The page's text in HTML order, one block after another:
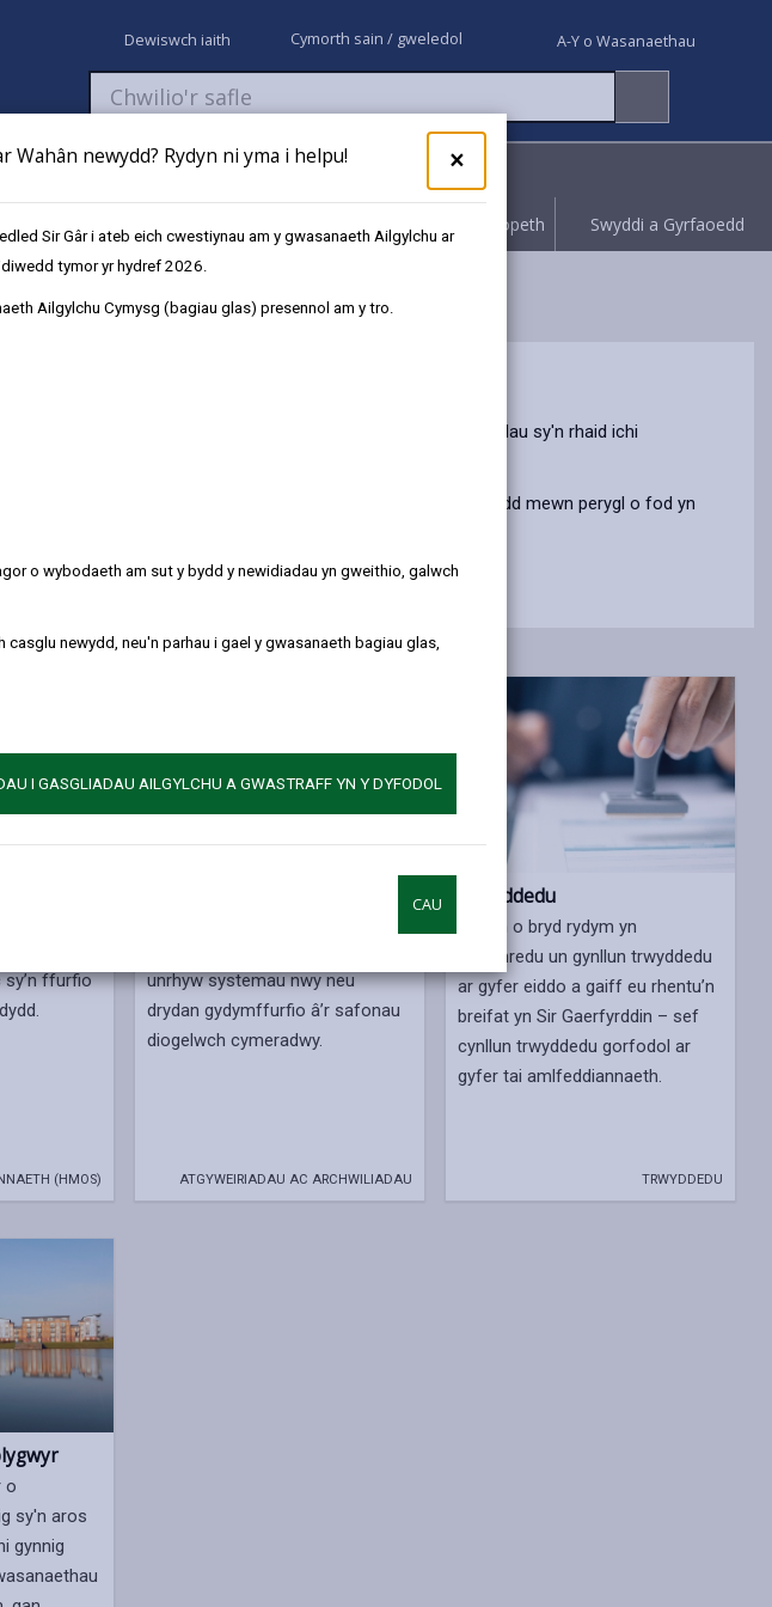
×
newydd? Rydyn ni yma i helpu!
Sir Gâr i ateb eich cwestiynau am y gwasanaeth Ailgylchu ar
tymor yr hydref 2026.
Ailgylchu Cymysg (bagiau glas) presennol am y tro.
o wybodaeth am sut y bydd y newidiadau yn gweithio, galwch
newydd, neu'n parhau i gael y gwasanaeth bagiau glas,
I GASGLIADAU AILGYLCHU A GWASTRAFF YN Y DYFODOL
CAU
Dewiswch iaith Cymorth sain / gweledol A-Y o Wasanaethau
Talu Cyflwyno cais Rhoi gwybod Hawliwch bopeth Swyddi a Gyrfaoedd
osod, rydym yn hapus i'ch cynghori o ran y rheolau a'r rheoliadau sy'n rhaid ichi
ar hyn o bryd, ar ein cofrestr tai cymdeithasol a'r rheiny sydd mewn perygl o fod yn
ffurfio
(HMOS)
unrhyw systemau nwy neu
drydan gydymffurfio â’r safonau
diogelwch cymeradwy.
ATGYWEIRIADAU AC ARCHWILIADAU
Trwyddedu
Ar hyn o bryd rydym yn
gweithredu un gynllun trwyddedu
ar gyfer eiddo a gaiff eu rhentu’n
breifat yn Sir Gaerfyrddin – sef
cynllun trwyddedu gorfodol ar
gyfer tai amlfeddiannaeth.
TRWYDDEDU
o
sy'n aros
gynnig